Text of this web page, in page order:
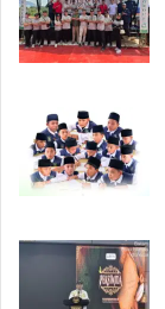
minggu, yaitu
selama empat
pertama,
hari yang
kedua harus
menyelesaikan
perlu mendaftar